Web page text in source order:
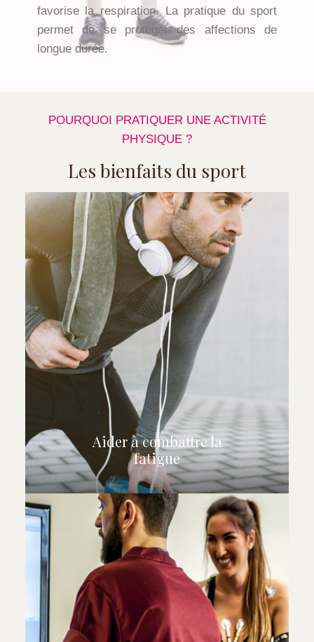
favorise la respiration. La pratique du sport
permet de se protéger des affections de
longue durée.
POURQUOI PRATIQUER UNE ACTIVITÉ
PHYSIQUE ?
Les bienfaits du sport
Aider à combattre la
fatigue